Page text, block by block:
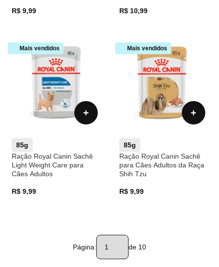
R$ 9,99 R$ 10,99
Mais vendidos
+
85g
Ração Royal Canin Sachê
Light Weight Care para
Cães Adultos
R$ 9,99
Mais vendidos
+
85g
Ração Royal Canin Sachê
para Cães Adultos da Raça
Shih Tzu
R$ 9,99
Página: de 10